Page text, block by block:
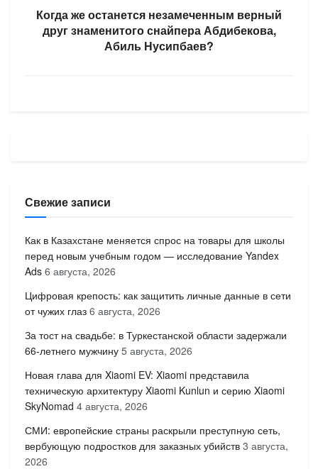
Когда же останется незамеченным верный
друг знаменитого снайпера Абдибекова,
Абиль Нусипбаев?
Свежие записи
Как в Казахстане меняется спрос на товары для школы
перед новым учебным годом — исследование Yandex
Ads 6 августа, 2026
Цифровая крепость: как защитить личные данные в сети
от чужих глаз 6 августа, 2026
За тост на свадьбе: в Туркестанской области задержали
66-летнего мужчину 5 августа, 2026
Новая глава для Xiaomi EV: Xiaomi представила
техническую архитектуру Xiaomi Kunlun и серию Xiaomi
SkyNomad 4 августа, 2026
СМИ: европейские страны раскрыли преступную сеть,
вербующую подростков для заказных убийств 3 августа,
2026